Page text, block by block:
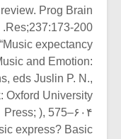
Prog Brain
Res;237:173-200.
expectancy
and Emotion:
eds Juslin P. N.,
Oxford University
Press; ), 575–۶۰۴
express? Basic